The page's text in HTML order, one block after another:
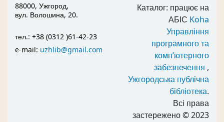
88000, Ужгород,
вул. Волошина, 20.
тел.: +38 (0312 )61-42-23
e-mail: uzhlib@gmail.com
Каталог: працює на
АБІС Koha
Управління
програмного та
комп’ютерного
забезпечення ,
Ужгородська публічна
бібліотека.
Всі права
застережено© 2023